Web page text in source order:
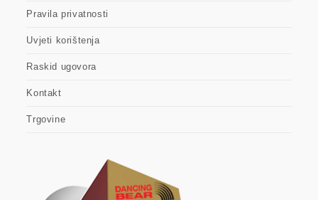
Pravila privatnosti
Uvjeti korištenja
Raskid ugovora
Kontakt
Trgovine